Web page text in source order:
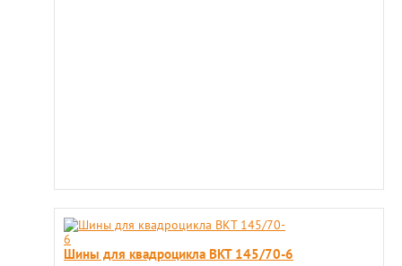
Шины для квадроцикла BKT 145/70-6